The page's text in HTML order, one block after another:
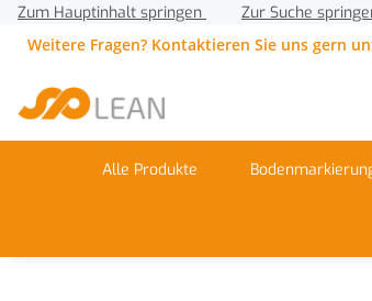
Zum Hauptinhalt springen Zur Suche
Weitere Fragen? Kontaktieren Sie uns gern
Alle Produkte